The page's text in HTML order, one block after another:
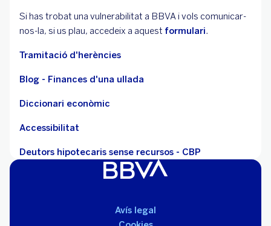
Si has trobat una vulnerabilitat a BBVA i vols comunicar-
nos-la, si us plau, accedeix a aquest formulari.
Tramitació d'herències
Blog - Finances d'una ullada
Diccionari econòmic
Accessibilitat
Deutors hipotecaris sense recursos - CBP
Avís legal